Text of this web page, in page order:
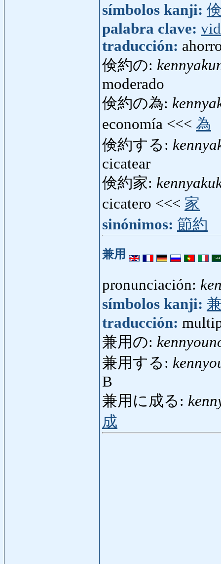
símbolos kanji:
palabra clave:
traducción:
倹約の:
moderado
倹約の為:
economía <<< 為
倹約する:
cicatear
倹約家:
cicatero <<< 家
sinónimos: 節約
兼用
pronunciación:
símbolos kanji:
traducción:
兼用の:
兼用する:
B
兼用に成る:
成